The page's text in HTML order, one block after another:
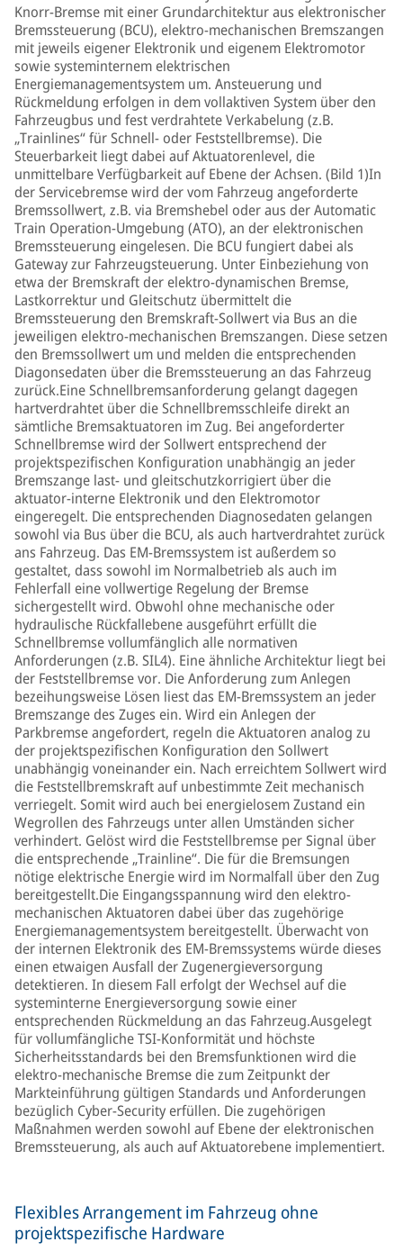
Knorr-Bremse mit einer Grundarchitektur aus elektronischer
Bremssteuerung (BCU), elektro-mechanischen Bremszangen
mit jeweils eigener Elektronik und eigenem Elektromotor
sowie systeminternem elektrischen
Energiemanagementsystem um. Ansteuerung und
Rückmeldung erfolgen in dem vollaktiven System über den
Fahrzeugbus und fest verdrahtete Verkabelung (z.B.
„Trainlines“ für Schnell- oder Feststellbremse). Die
Steuerbarkeit liegt dabei auf Aktuatorenlevel, die
unmittelbare Verfügbarkeit auf Ebene der Achsen. (Bild 1)In
der Servicebremse wird der vom Fahrzeug angeforderte
Bremssollwert, z.B. via Bremshebel oder aus der Automatic
Train Operation-Umgebung (ATO), an der elektronischen
Bremssteuerung eingelesen. Die BCU fungiert dabei als
Gateway zur Fahrzeugsteuerung. Unter Einbeziehung von
etwa der Bremskraft der elektro-dynamischen Bremse,
Lastkorrektur und Gleitschutz übermittelt die
Bremssteuerung den Bremskraft-Sollwert via Bus an die
jeweiligen elektro-mechanischen Bremszangen. Diese setzen
den Bremssollwert um und melden die entsprechenden
Diagonsedaten über die Bremssteuerung an das Fahrzeug
zurück.Eine Schnellbremsanforderung gelangt dagegen
hartverdrahtet über die Schnellbremsschleife direkt an
sämtliche Bremsaktuatoren im Zug. Bei angeforderter
Schnellbremse wird der Sollwert entsprechend der
projektspezifischen Konfiguration unabhängig an jeder
Bremszange last- und gleitschutzkorrigiert über die
aktuator-interne Elektronik und den Elektromotor
eingeregelt. Die entsprechenden Diagnosedaten gelangen
sowohl via Bus über die BCU, als auch hartverdrahtet zurück
ans Fahrzeug. Das EM-Bremssystem ist außerdem so
gestaltet, dass sowohl im Normalbetrieb als auch im
Fehlerfall eine vollwertige Regelung der Bremse
sichergestellt wird. Obwohl ohne mechanische oder
hydraulische Rückfallebene ausgeführt erfüllt die
Schnellbremse vollumfänglich alle normativen
Anforderungen (z.B. SIL4). Eine ähnliche Architektur liegt bei
der Feststellbremse vor. Die Anforderung zum Anlegen
bezeihungsweise Lösen liest das EM-Bremssystem an jeder
Bremszange des Zuges ein. Wird ein Anlegen der
Parkbremse angefordert, regeln die Aktuatoren analog zu
der projektspezifischen Konfiguration den Sollwert
unabhängig voneinander ein. Nach erreichtem Sollwert wird
die Feststellbremskraft auf unbestimmte Zeit mechanisch
verriegelt. Somit wird auch bei energielosem Zustand ein
Wegrollen des Fahrzeugs unter allen Umständen sicher
verhindert. Gelöst wird die Feststellbremse per Signal über
die entsprechende „Trainline“. Die für die Bremsungen
nötige elektrische Energie wird im Normalfall über den Zug
bereitgestellt.Die Eingangsspannung wird den elektro-
mechanischen Aktuatoren dabei über das zugehörige
Energiemanagementsystem bereitgestellt. Überwacht von
der internen Elektronik des EM-Bremssystems würde dieses
einen etwaigen Ausfall der Zugenergieversorgung
detektieren. In diesem Fall erfolgt der Wechsel auf die
systeminterne Energieversorgung sowie einer
entsprechenden Rückmeldung an das Fahrzeug.Ausgelegt
für vollumfängliche TSI-Konformität und höchste
Sicherheitsstandards bei den Bremsfunktionen wird die
elektro-mechanische Bremse die zum Zeitpunkt der
Markteinführung gültigen Standards und Anforderungen
bezüglich Cyber-Security erfüllen. Die zugehörigen
Maßnahmen werden sowohl auf Ebene der elektronischen
Bremssteuerung, als auch auf Aktuatorebene implementiert.
Flexibles Arrangement im Fahrzeug ohne
projektspezifische Hardware